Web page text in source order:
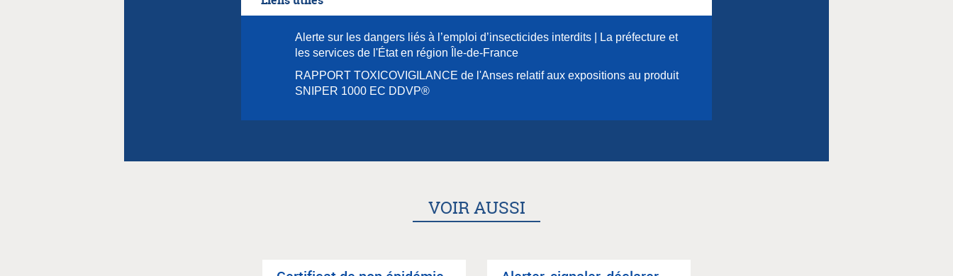
Alerte sur les dangers liés à l’emploi d’insecticides interdits | La préfecture et
les services de l'État en région Île-de-France
RAPPORT TOXICOVIGILANCE de l'Anses relatif aux expositions au produit
SNIPER 1000 EC DDVP®
VOIR AUSSI